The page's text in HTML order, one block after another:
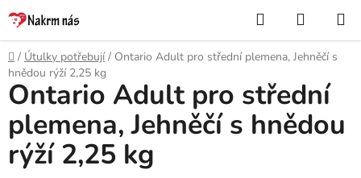
Přejít
na
obsah
Hledat
KOŠÍK
Domů
/ Útulky potřebují / Ontario Adult pro střední plemena, Jehněčí s
hnědou rýží 2,25 kg
Ontario Adult pro střední
plemena, Jehněčí s hnědou
rýží 2,25 kg